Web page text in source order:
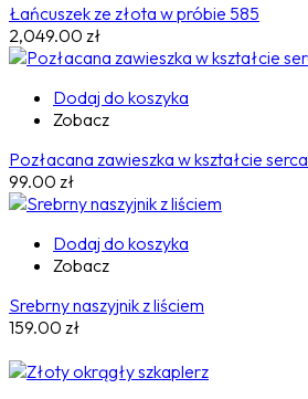
Łańcuszek ze złota w próbie 585
2,049.00 zł
Dodaj do koszyka
Zobacz
Pozłacana zawieszka w kształcie serca
99.00 zł
Dodaj do koszyka
Zobacz
Srebrny naszyjnik z liściem
159.00 zł